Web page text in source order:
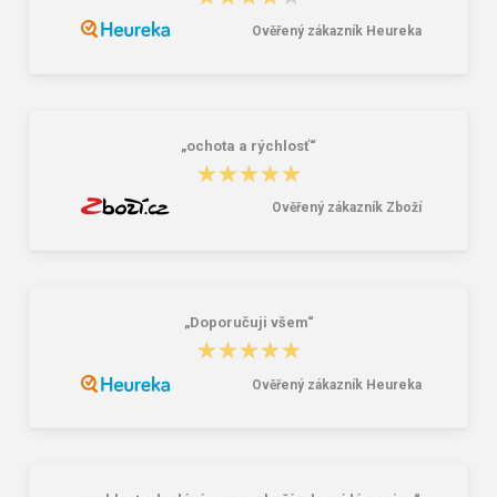
Ověřený zákazník Heureka
„ochota a rýchlosť“
★★★★★
★★★★★
Ověřený zákazník Zboží
„Doporučuji všem“
★★★★★
★★★★★
Ověřený zákazník Heureka